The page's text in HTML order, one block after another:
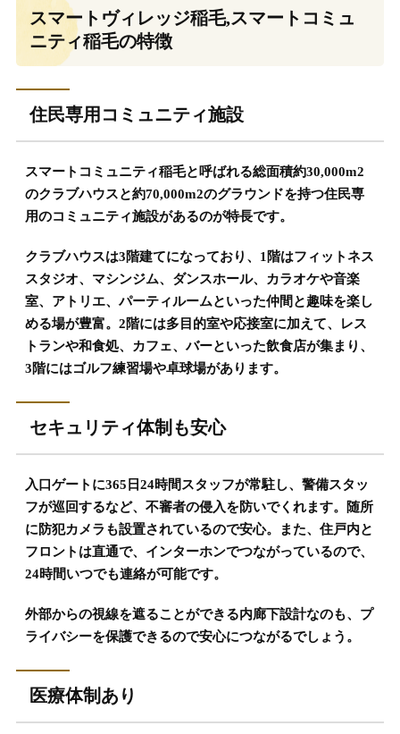
スマートヴィレッジ稲毛,スマートコミュ
ニティ稲毛の特徴
住民専用コミュニティ施設
スマートコミュニティ稲毛と呼ばれる総面積約30,000m2
のクラブハウスと約70,000m2のグラウンドを持つ住民専
用のコミュニティ施設があるのが特長です。
クラブハウスは3階建てになっており、1階はフィットネス
スタジオ、マシンジム、ダンスホール、カラオケや音楽
室、アトリエ、パーティルームといった仲間と趣味を楽し
める場が豊富。2階には多目的室や応接室に加えて、レス
トランや和食処、カフェ、バーといった飲食店が集まり、
3階にはゴルフ練習場や卓球場があります。
セキュリティ体制も安心
入口ゲートに365日24時間スタッフが常駐し、警備スタッ
フが巡回するなど、不審者の侵入を防いでくれます。随所
に防犯カメラも設置されているので安心。また、住戸内と
フロントは直通で、インターホンでつながっているので、
24時間いつでも連絡が可能です。
外部からの視線を遮ることができる内廊下設計なのも、プ
ライバシーを保護できるので安心につながるでしょう。
医療体制あり